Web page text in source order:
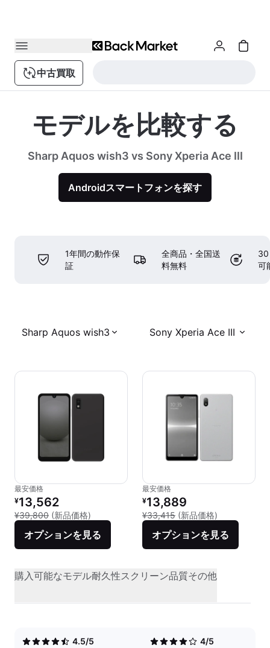
中古買取
モデルを比較する
Sharp Aquos wish3 vs Sony Xperia Ace III
Androidスマートフォンを探す
1年間の動作保
証
全商品・全国送
料無料
30
可
Sharp Aquos wish3 Sony Xperia Ace III
最安価格
リファービッシュ品の価格：
¥13,562
¥39,800 (新品価格) 新品との比較：¥39,800
オプションを見る
最安価格
リファービッシュ品の価格：
¥13,889
¥33,415 (新品価格)
オプションを見る
購入可能なモデル耐久性スクリーン品質その他
4.5/5
4/5